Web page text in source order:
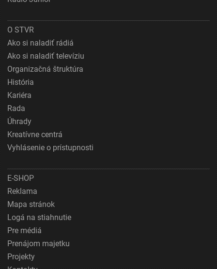
O STVR
Ako si naladiť rádiá
Ako si naladiť televíziu
Organizačná štruktúra
História
Kariéra
Rada
Úhrady
Kreatívne centrá
Vyhlásenie o prístupnosti
E-SHOP
Reklama
Mapa stránok
Logá na stiahnutie
Pre médiá
Prenájom majetku
Projekty